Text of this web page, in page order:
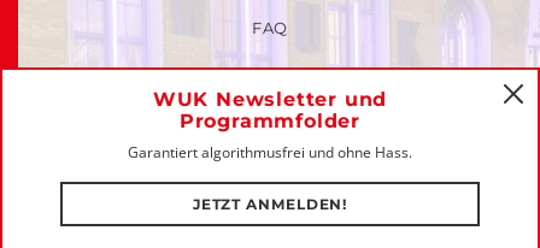
WUK Newsletter und
Programmfolder
Garantiert algorithmusfrei und ohne Hass.
JETZT ANMELDEN!
FAQ
IMPRESSUM